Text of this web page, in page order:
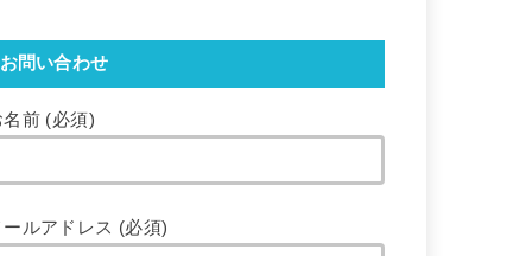
お問い合わせ
名前 (必須)
ールアドレス (必須)